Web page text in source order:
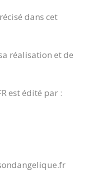
dans cet
réalisation et de
est édité par :